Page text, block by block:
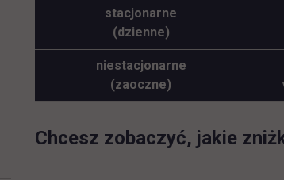
stacjonarne
(dzienne)
niestacjonarne
(zaoczne)
Chcesz zobaczyć, jakie